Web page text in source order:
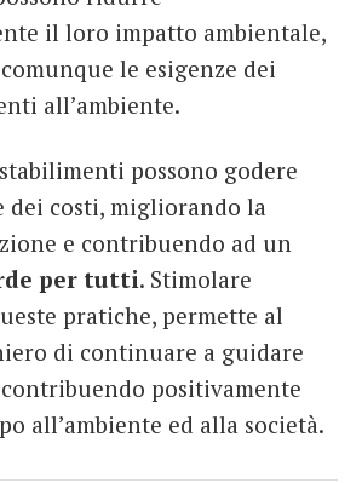
il loro impatto ambientale,
le esigenze dei
all’ambiente.
possono godere
dei costi, migliorando la
e contribuendo ad un
per tutti. Stimolare
pratiche, permette al
di continuare a guidare
positivamente
all’ambiente ed alla società.